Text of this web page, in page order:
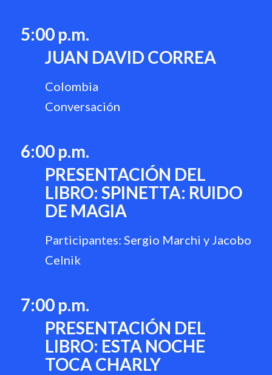
5:00 p.m.
JUAN DAVID CORREA
Colombia
Conversación
6:00 p.m.
PRESENTACIÓN DEL
LIBRO: SPINETTA: RUIDO
DE MAGIA
Participantes: Sergio Marchi y Jacobo
Celnik
7:00 p.m.
PRESENTACIÓN DEL
LIBRO: ESTA NOCHE
TOCA CHARLY